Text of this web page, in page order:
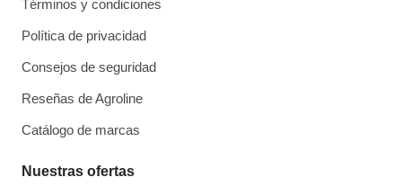
Términos y condiciones
Política de privacidad
Consejos de seguridad
Reseñas de Agroline
Catálogo de marcas
Nuestras ofertas